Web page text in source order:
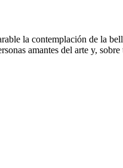
la contemplación de la
amantes del arte y,